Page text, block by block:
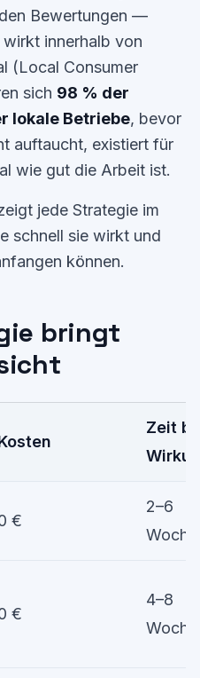
Bewertungen —
innerhalb von
(Local Consumer
sich 98 % der
lokale Betriebe, bevor
auftaucht, existiert für
wie gut die Arbeit ist.
jede Strategie im
schnell sie wirkt und
können.
bringt
Zeit
€
2–6
€
4–8